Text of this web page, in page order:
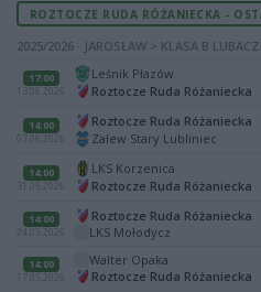
ROZTOCZE RUDA RÓŻANIECKA -
2025/2026 · JAROSŁAW > KLASA B
17:00
13.06.2026
Leśnik Płazów
Roztocze Ruda Różaniecka
14:00
07.06.2026
Roztocze Ruda Różaniecka
Zalew Stary Lubliniec
14:00
31.05.2026
LKS Korzenica
Roztocze Ruda Różaniecka
14:00
24.05.2026
Roztocze Ruda Różaniecka
LKS Mołodycz
14:00
17.05.2026
Walter Opaka
Roztocze Ruda Różaniecka